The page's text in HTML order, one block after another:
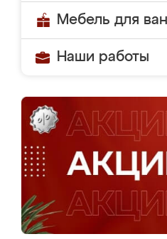
Мебель для
Наши работы